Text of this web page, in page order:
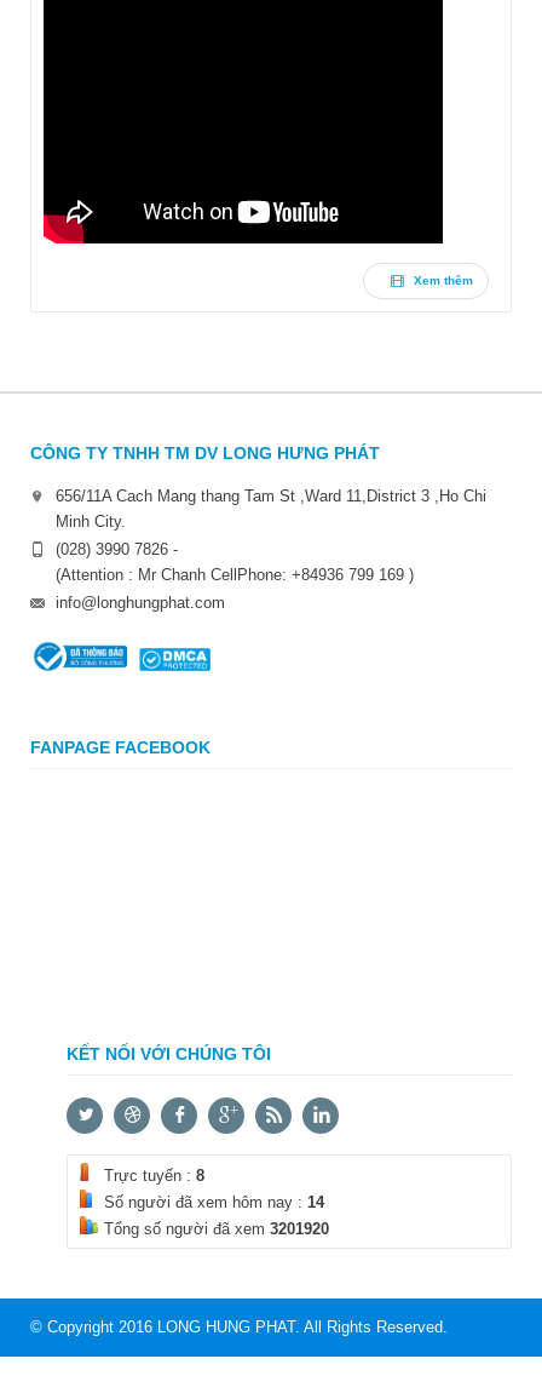
Xem thêm
CÔNG TY TNHH TM DV LONG HƯNG PHÁT
656/11A Cach Mang thang Tam St ,Ward 11,District 3 ,Ho Chi
Minh City.
(028) 3990 7826 -
(Attention : Mr Chanh CellPhone: +84936 799 169 )
info@longhungphat.com
FANPAGE FACEBOOK
KẾT NỐI VỚI CHÚNG TÔI
Trực tuyến : 8
Số người đã xem hôm nay : 14
Tổng số người đã xem 3201920
© Copyright 2016 LONG HUNG PHAT. All Rights Reserved.